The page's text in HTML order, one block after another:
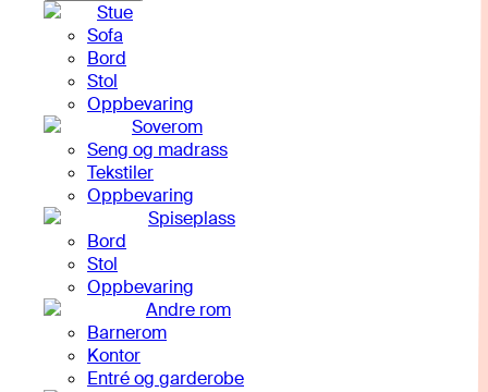
Stue
Sofa
Bord
Stol
Oppbevaring
Soverom
Seng og madrass
Tekstiler
Oppbevaring
Spiseplass
Bord
Stol
Oppbevaring
Andre rom
Barnerom
Kontor
Entré og garderobe